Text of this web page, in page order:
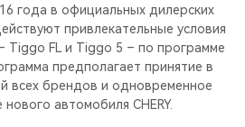
года в официальных дилерских
привлекательные условия
Tiggo FL и Tiggo 5 – по программе
предполагает принятие в
всех брендов и одновременное
автомобиля CHERY.